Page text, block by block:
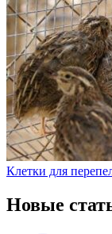
Клетки для
Новые